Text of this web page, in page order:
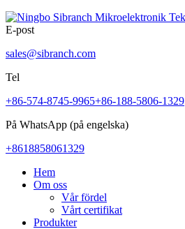
E-post
sales@sibranch.com
Tel
+86-574-8745-9965+86-188-5806-1329
På WhatsApp (på engelska)
+8618858061329
Hem
Om oss
Vår fördel
Vårt certifikat
Produkter